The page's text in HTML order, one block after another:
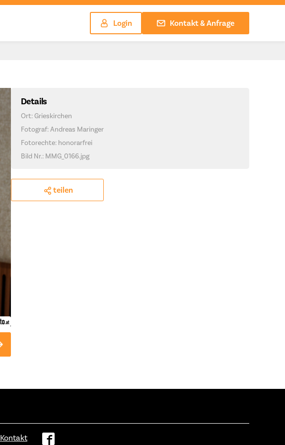
Login Kontakt & Anfrage
Details
Ort: Grieskirchen
Fotograf: Andreas Maringer
Fotorechte: honorarfrei
Bild Nr.: MMG_0166.jpg
teilen
Kontakt